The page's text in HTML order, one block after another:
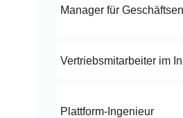
Manager für
Vertriebsmitarbeiter im
Plattform-Ingenieur